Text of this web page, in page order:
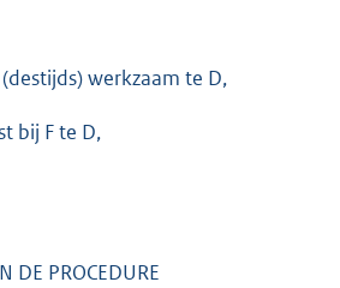
werkzaam te D,
bij F te D,
DE PROCEDURE